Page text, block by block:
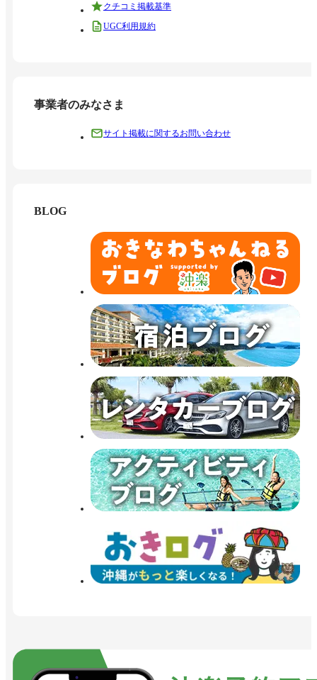
クチコミ掲載基準
UGC利用規約
事業者のみなさま
サイト掲載に関するお問い合わせ
BLOG